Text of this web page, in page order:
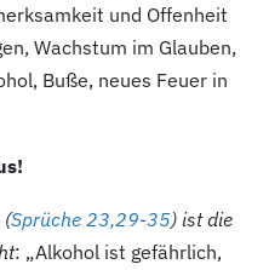
und Offenheit
Wachstum im Glauben,
Buße, neues Feuer in
(Sprüche 23,29-35) ist die
: „Alkohol ist gefährlich,